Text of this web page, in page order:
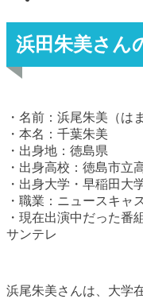
浜田朱美さん
・名前：浜尾朱美（は
・本名：千葉朱美
・出身地：徳島県
・出身高校：徳島市立
・出身大学・早稲田大
・職業：ニュースキャ
・現在出演中だった番
サンテレ
浜尾朱美さんは、大学